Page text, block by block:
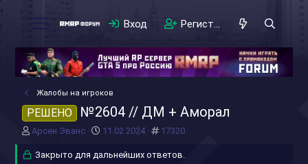
Вход Регистрация
Жалобы на игроков
РЕШЕНО №2604 // ДМ + Аморал
А
т
Арсен Эванс
Д
т
11.02.2024 #17320
Закрыто для дальнейших ответов.